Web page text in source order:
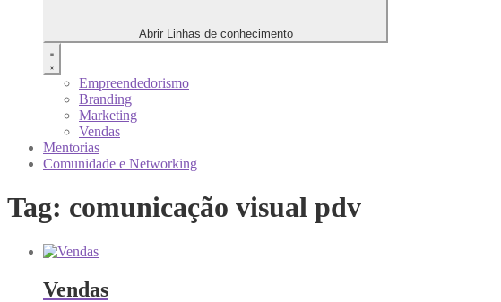
Abrir Linhas de conhecimento
Empreendedorismo
Branding
Marketing
Vendas
Mentorias
Comunidade e Networking
Tag: comunicação visual pdv
Vendas